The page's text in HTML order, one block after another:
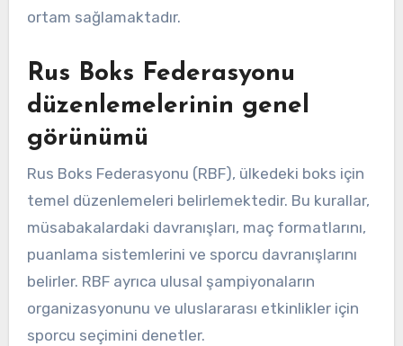
ortam sağlamaktadır.
Rus Boks Federasyonu
düzenlemelerinin genel
görünümü
Rus Boks Federasyonu (RBF), ülkedeki boks için
temel düzenlemeleri belirlemektedir. Bu kurallar,
müsabakalardaki davranışları, maç formatlarını,
puanlama sistemlerini ve sporcu davranışlarını
belirler. RBF ayrıca ulusal şampiyonaların
organizasyonunu ve uluslararası etkinlikler için
sporcu seçimini denetler.